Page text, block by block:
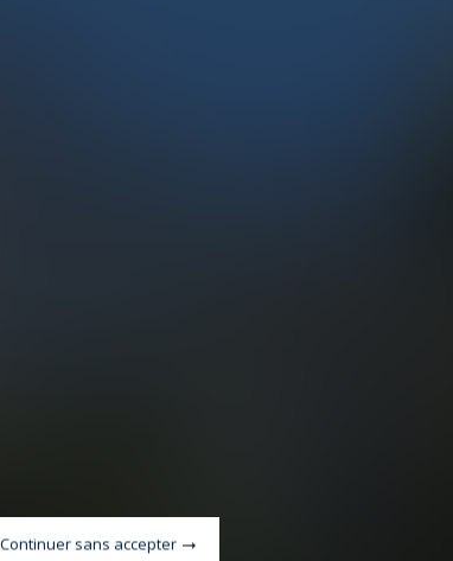
Continuer sans accepter